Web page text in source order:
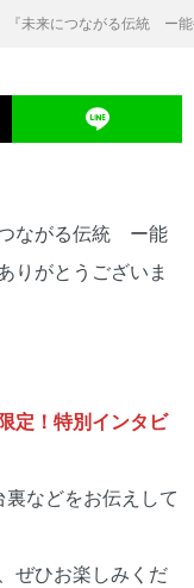
『未来につながる伝統 ー
ながる伝統 ー能
りがとうございま
定！特別インタビ
などをお伝えして
ぜひお楽しみくだ